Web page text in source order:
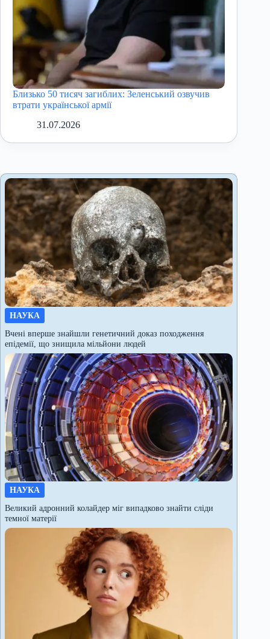
Близько 50 тисяч загиблих: Зеленський озвучив
втрати української армії
31.07.2026
НАУКА
Вчені вперше знайшли генетичний доказ походження
епідемії, що знищила мільйони людей
НАУКА
Великий адронний колайдер міг випадково знайти сліди
темної матерії